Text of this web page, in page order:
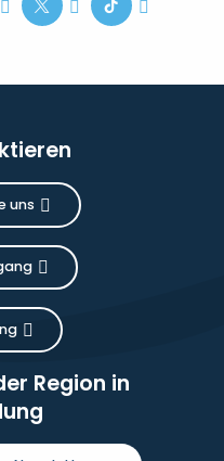
uns
Region in